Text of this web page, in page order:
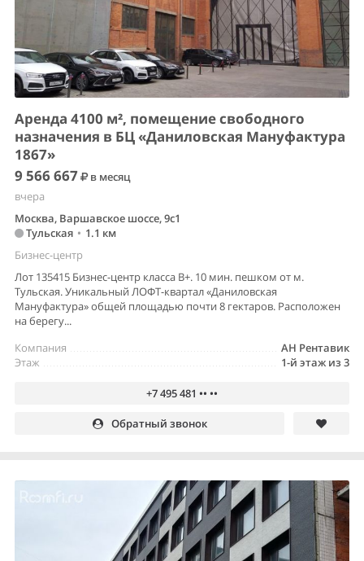
Аренда 4100 м², помещение свободного
назначения в БЦ «Даниловская Мануфактура
1867»
9 566 667
в месяц
вчера
Москва, Варшавское шоссе, 9с1
Тульская • 1.1 км
Бизнес-центр
Лот 135415 Бизнес-центр класса B+. 10 мин. пешком от м.
Тульская. Уникальный ЛОФТ-квартал «Даниловская
Мануфактура» общей площадью почти 8 гектаров. Расположен
на берегу...
АН Рентавик
Компания
1-й этаж из 3
Этаж
+7 495 481 •• ••
Обратный звонок